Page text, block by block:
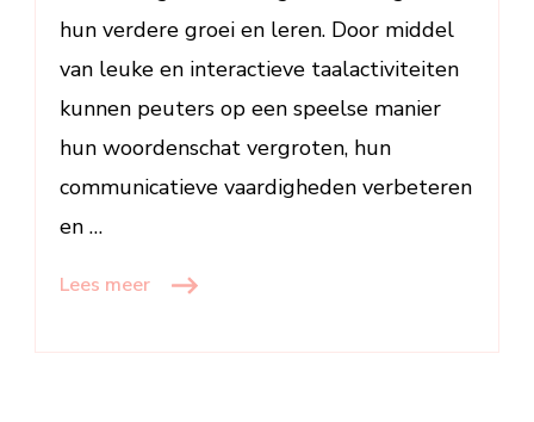
hun verdere groei en leren. Door middel
van leuke en interactieve taalactiviteiten
kunnen peuters op een speelse manier
hun woordenschat vergroten, hun
communicatieve vaardigheden verbeteren
en …
Lees meer